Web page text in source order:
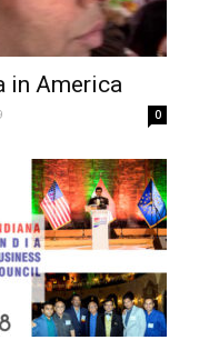
in America
0